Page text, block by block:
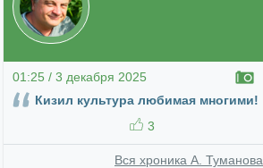
01:25 / 3 декабря 2025
Кизил культура любимая многими!
3
Вся хроника А. Туманова